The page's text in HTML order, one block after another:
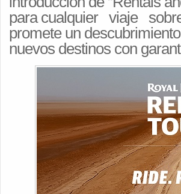
para cualquier viaje
promete un
nuevos destinos con